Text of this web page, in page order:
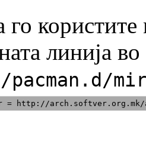
го
линија во
pacman.d/